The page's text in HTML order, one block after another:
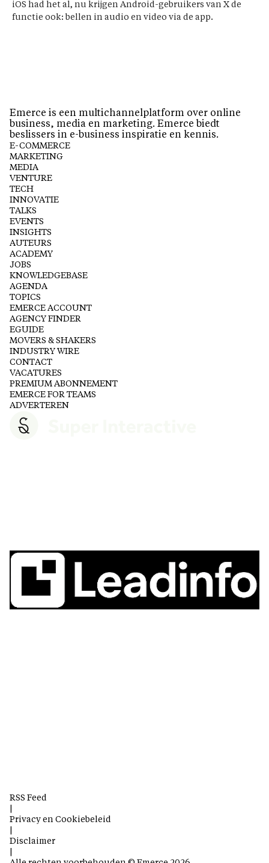
iOS had het al, nu krijgen Android-gebruikers van X de
functie ook: bellen in audio en video via de app.
Emerce is een multichannelplatform over online
business, media en marketing. Emerce biedt
beslissers in e-business inspiratie en kennis.
E-COMMERCE
MARKETING
MEDIA
VENTURE
TECH
INNOVATIE
TALKS
EVENTS
INSIGHTS
AUTEURS
ACADEMY
JOBS
KNOWLEDGEBASE
AGENDA
TOPICS
EMERCE ACCOUNT
AGENCY FINDER
EGUIDE
MOVERS & SHAKERS
INDUSTRY WIRE
CONTACT
VACATURES
PREMIUM ABONNEMENT
EMERCE FOR TEAMS
ADVERTEREN
RSS Feed
Privacy en Cookiebeleid
Disclaimer